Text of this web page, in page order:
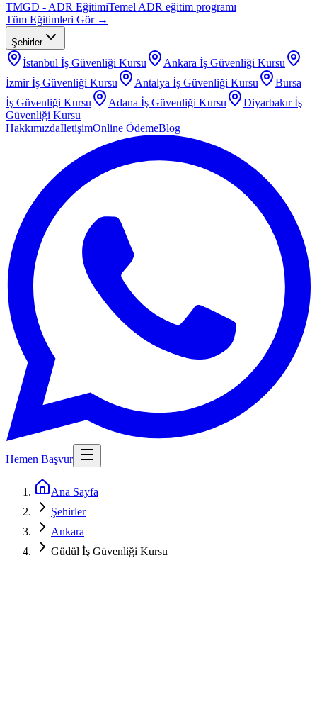
TMGD - ADR EğitimiTemel ADR eğitim programı
Tüm Eğitimleri Gör →
Şehirler
İstanbul İş Güvenliği Kursu Ankara İş Güvenliği Kursu
İzmirİş Güvenliği Kursu Antalya İş Güvenliği Kursu
Bursa
İş Güvenliği Kursu
Adana İş Güvenliği Kursu Diyarbakırİş
Güvenliği Kursu
HakkımızdaİletişimOnline ÖdemeBlog
Hemen Başvur
Ana Sayfa
Şehirler
Ankara
Güdül İş Güvenliği Kursu